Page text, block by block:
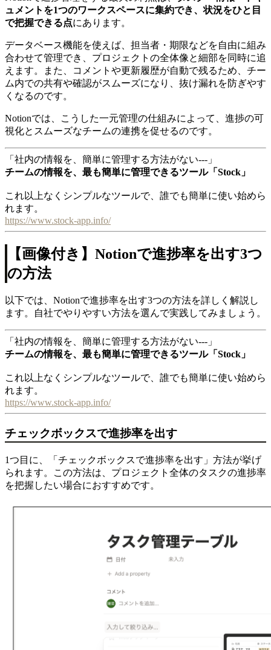
ュメントを1つのワークスペースに集約でき、状況をひと目
で把握できる点にあります。
データベース機能を使えば、担当者・期限などを自由に組み
合わせて管理でき、プロジェクトの全体像と細部を同時に追
えます。また、コメントや更新履歴が自動で残るため、チー
ム内での共有や確認がスムーズになり、抜け漏れを防ぎやす
くなるのです。
Notionでは、こうした一元管理の仕組みによって、進捗の可
視化とスムーズなチームの連携を促せるのです。
「社内の情報を、簡単に管理する方法がない---」
チームの情報を、最も簡単に管理できるツール「Stock」
これ以上なくシンプルなツールで、誰でも簡単に使い始めら
れます。
https://www.stock-app.info/
【画像付き】Notionで進捗率を出す3つ
の方法
以下では、Notionで進捗率を出す3つの方法を詳しく解説し
ます。自社でやりやすい方法を選んで実践してみましょう。
「社内の情報を、簡単に管理する方法がない---」
チームの情報を、最も簡単に管理できるツール「Stock」
これ以上なくシンプルなツールで、誰でも簡単に使い始めら
れます。
https://www.stock-app.info/
チェックボックスで進捗率を出す
1つ目に、「チェックボックスで進捗率を出す」方法が挙げ
られます。この方法は、プロジェクト全体のタスクの進捗率
を把握したい場合におすすめです。